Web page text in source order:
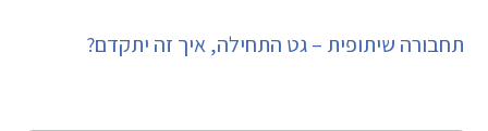
תחבורה שיתופית – גט התחילה, איך זה יתקדם?